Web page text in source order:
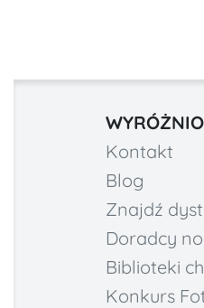
Kontakt
Blog
Znajdź
Doradcy
Biblioteki
Konkurs